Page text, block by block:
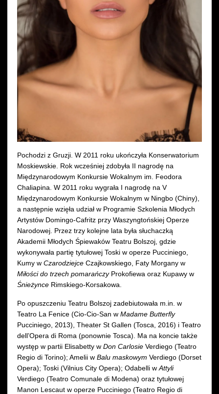
Wynajem kostiumów
Wynajem rekwizytów
Fundusze unijne
Dotacje celowe
Pochodzi z Gruzji. W 2011 roku ukończyła Konserwatorium
Moskiewskie. Rok wcześniej zdobyła II nagrodę na
Międzynarodowym Konkursie Wokalnym im. Feodora
Chaliapina. W 2011 roku wygrała I nagrodę na V
Międzynarodowym Konkursie Wokalnym w Ningbo (Chiny),
a następnie wzięła udział w Programie Szkolenia Młodych
Artystów Domingo-Cafritz przy Waszyngtońskiej Operze
Narodowej. Przez trzy kolejne lata była słuchaczką
Akademii Młodych Śpiewaków Teatru Bolszoj, gdzie
wykonywała partię tytułowej Toski w operze Pucciniego,
Kumy w Czarodziejce Czajkowskiego, Faty Morgany w
Miłości do trzech pomarańczy Prokofiewa oraz Kupawy w
Śnieżynce Rimskiego-Korsakowa.
Po opuszczeniu Teatru Bolszoj zadebiutowała m.in. w
Teatro La Fenice (Cio-Cio-San w Madame Butterfly
Pucciniego, 2013), Theater St Gallen (Tosca, 2016) i Teatro
dell’Opera di Roma (ponownie Tosca). Ma na koncie także
występ w partii Elisabetty w Don Carlosie Verdiego (Teatro
Regio di Torino); Amelii w Balu maskowym Verdiego (Dorset
Opera); Toski (Vilnius City Opera); Odabelli w Attyli
Verdiego (Teatro Comunale di Modena) oraz tytułowej
Manon Lescaut w operze Pucciniego (Teatro Regio di